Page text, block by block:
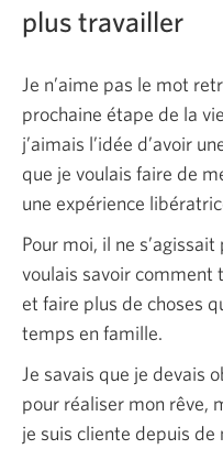
plus travailler
Je n’aime pas le mot
prochaine étape de la
j’aimais l’idée d’avoir
que je voulais faire de
une expérience
Pour moi, il ne
voulais savoir
et faire plus de choses
temps en famille.
Je savais que je devais
pour réaliser mon rêve,
je suis cliente depuis de